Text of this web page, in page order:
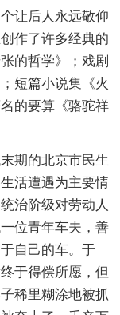
让后人永远敬仰
作了许多经典的
的哲学》；戏剧
短篇小说集《火
的要算《骆驼祥
期的北京市民生
活遭遇为主要情
治阶级对劳动人
位青年车夫，善
自己的车。于
于得偿所愿，但
稀里糊涂地被抓